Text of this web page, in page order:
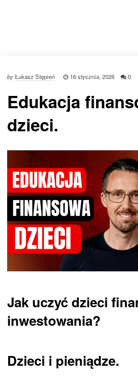
byŁukasz Stępień 16 stycznia, 2026 0
Edukacja
dzieci.
Jak uczyć dzieci
inwestowania?
Dzieci i pieniądze.